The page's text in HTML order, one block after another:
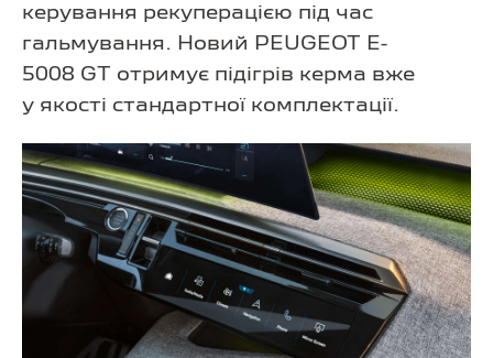
керування рекуперацією під час
гальмування. Новий PEUGEOT E-
5008 GT отримує підігрів керма вже
у якості стандартної комплектації.